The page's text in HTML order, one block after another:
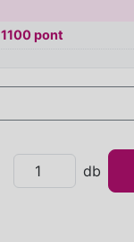
1100 pont
db